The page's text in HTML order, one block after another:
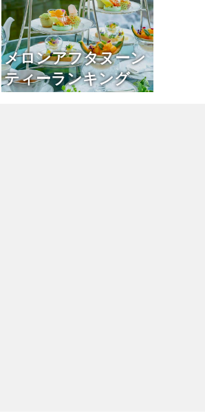
メロンアフタヌーン
ティーランキング